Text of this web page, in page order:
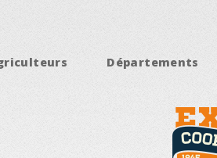
Départements